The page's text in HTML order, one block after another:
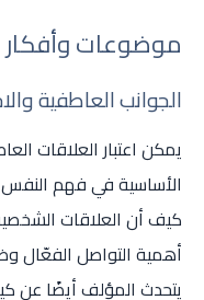
موضوعات وأفكار
الجوانب العاطفية
يمكن اعتبار العلاقات
الأساسية في فهم النفس
كيف أن العلاقات
أهمية التواصل الفعّال
يتحدث المؤلف أيضًا عن